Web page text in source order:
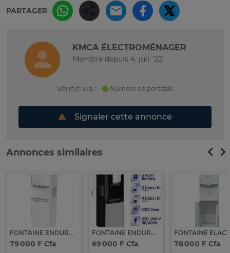
PARTAGER
KMCA ÉLECTROMÉNAGER
Membre depuis 4. juil. '22
Vérifié via : Numéro de portable
Signaler cette annonce
Annonces similaires
FONTAINE ENDURO ROBINETS AVEC FRIGO BLANC WD100HCAB
79 000 F Cfa
FONTAINE ENDURO 3ROBINETS AVEC FRIGO INOX WD120FRHCA
69 000 F Cfa 78 000 F Cfa